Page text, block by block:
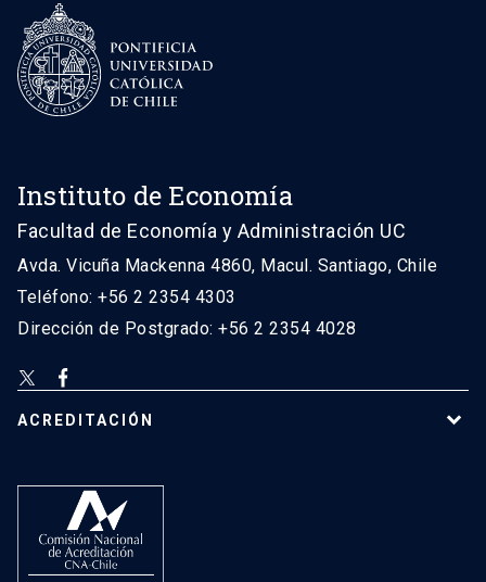
Instituto de Economía
Facultad de Economía y Administración UC
Avda. Vicuña Mackenna 4860, Macul. Santiago, Chile
Teléfono: +56 2 2354 4303
Dirección de Postgrado: +56 2 2354 4028
ACREDITACIÓN